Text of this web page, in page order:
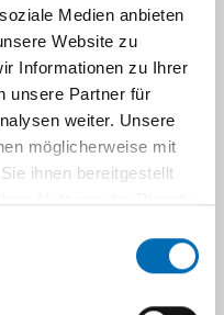
Medien anbieten
Website zu
Informationen zu Ihrer
unsere Partner für
weiter. Unsere
möglicherweise mit
ihnen bereitgestellt
doi:
PMID:
JD, Li J.
reward imbalance
(JIF 2.809),